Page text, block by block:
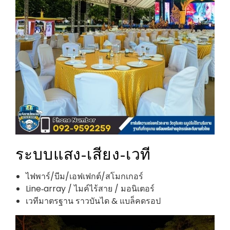
ระบบแสง‑เสียง‑เวที
ไฟพาร์/บีม/เอฟเฟกต์/สโมกเกอร์
Line‑array / ไมค์ไร้สาย / มอนิเตอร์
เวทีมาตรฐาน ราวบันได & แบล็คดรอป